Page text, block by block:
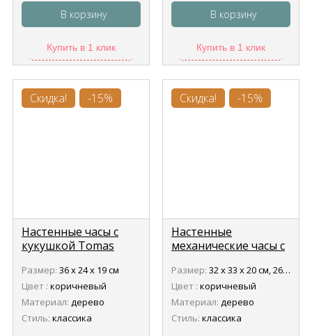
В корзину
Купить в 1 клик
В корзину
Купить в 1 клик
Скидка! -15%
Настенные часы с
кукушкой Tomas
Размер: 36 х 24 х 19 см
Цвет : коричневый
Материал: дерево
Стиль: классика
Скидка! -15%
Настенные
механические часы с
Stern 5101
Размер: 32 х 33 х 20 см, 26 х 24 х 14 см
Цвет : коричневый
Материал: дерево
Стиль: классика